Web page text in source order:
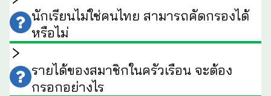
นักเรียนไม่ใช่คนไทย สามารถคัดกรองได้
หรือไม่
รายได้ของสมาชิกในครัวเรือน จะต้อง
กรอกอย่างไร